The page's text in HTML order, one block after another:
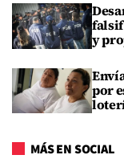
y
por
MÁS EN SOCIAL